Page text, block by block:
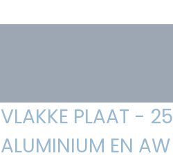
VLAKKE PLAAT -
ALUMINIUM EN